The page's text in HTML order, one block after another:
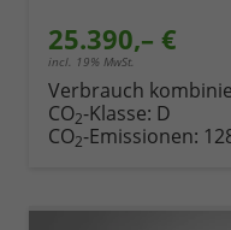
25.390,– €
incl. 19% MwSt.
Verbrauch
CO2-Klasse: D
CO2-Emissionen: